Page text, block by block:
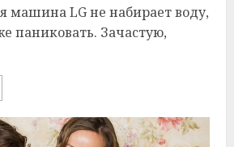
машина LG не набирает воду,
паниковать. Зачастую,